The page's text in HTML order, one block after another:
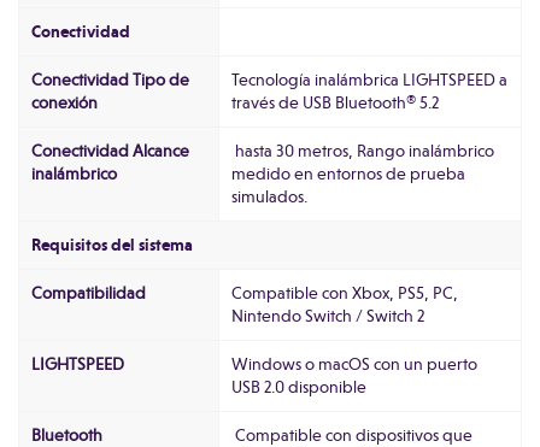
Conectividad
Conectividad Tipo de
conexión
Tecnología inalámbrica LIGHTSPEED a
través de USB Bluetooth® 5.2
Conectividad Alcance
inalámbrico
hasta 30 metros, Rango inalámbrico
medido en entornos de prueba
simulados.
Requisitos del sistema
Compatibilidad
Compatible con Xbox, PS5, PC,
Nintendo Switch / Switch 2
LIGHTSPEED
Windows o macOS con un puerto
USB 2.0 disponible
Bluetooth
Compatible con dispositivos que